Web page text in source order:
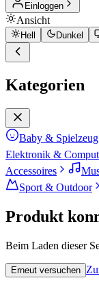
Einloggen
Ansicht
Hell Dunkel
Kategorien
Baby & Spielzeug
Elektronik &
Accessoires
Sport & Outdoor
Produkt
Beim Laden dieser
Erneut versuchen